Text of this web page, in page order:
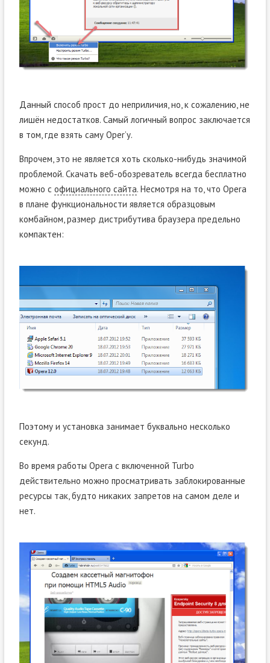
Данный способ прост до неприличия, но, к сожалению, не
лишён недостатков. Самый логичный вопрос заключается
в том, где взять саму Oper’у.
Впрочем, это не является хоть сколько-нибудь значимой
проблемой. Скачать веб-обозреватель всегда бесплатно
можно с официального сайта. Несмотря на то, что Opera
в плане функциональности является образцовым
комбайном, размер дистрибутива браузера предельно
компактен:
Поэтому и установка занимает буквально несколько
секунд.
Во время работы Opera с включенной Turbo
действительно можно просматривать заблокированные
ресурсы так, будто никаких запретов на самом деле и
нет.